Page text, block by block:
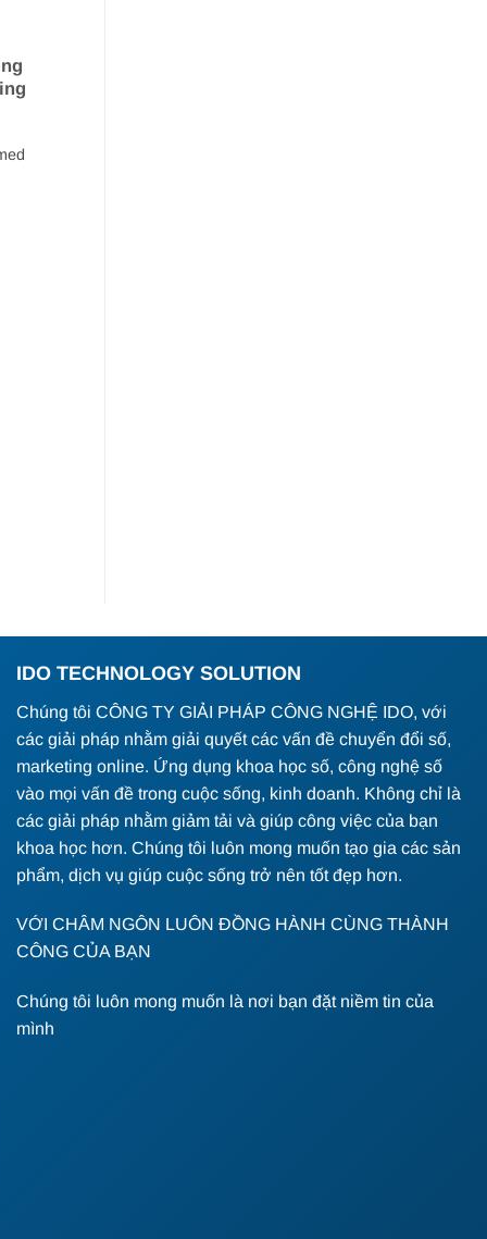
IDO TECHNOLOGY SOLUTION
Chúng tôi CÔNG TY GIẢI PHÁP CÔNG NGHỆ IDO, với
các giải pháp nhằm giải quyết các vấn đề chuyển đổi số,
marketing online. Ứng dụng khoa học số, công nghệ số
vào mọi vấn đề trong cuộc sống, kinh doanh. Không chỉ là
các giải pháp nhằm giảm tải và giúp công việc của bạn
khoa học hơn. Chúng tôi luôn mong muốn tạo gia các sản
phẩm, dịch vụ giúp cuộc sống trở nên tốt đẹp hơn.
VỚI CHÂM NGÔN LUÔN ĐỒNG HÀNH CÙNG THÀNH
CÔNG CỦA BẠN
Chúng tôi luôn mong muốn là nơi bạn đặt niềm tin của
mình